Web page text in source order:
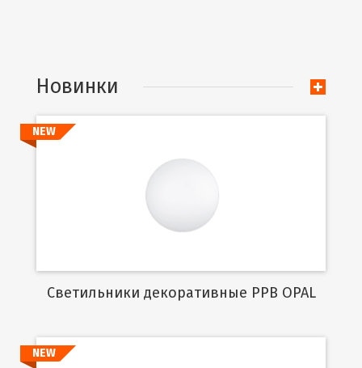
Новинки
NEW
Cветильники декоративные PPB OPAL
NEW